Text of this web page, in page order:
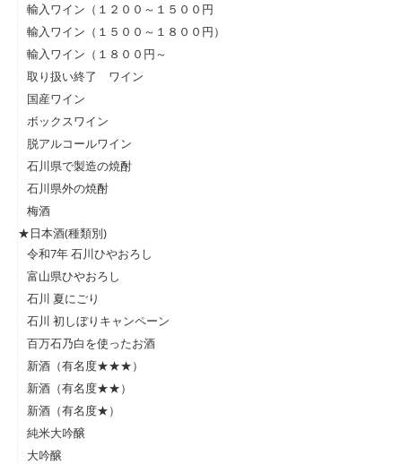
輸入ワイン（１２００～１５００円
輸入ワイン（１５００～１８００円）
輸入ワイン（１８００円～
取り扱い終了 ワイン
国産ワイン
ボックスワイン
脱アルコールワイン
石川県で製造の焼酎
石川県外の焼酎
梅酒
★日本酒(種類別)
令和7年 石川ひやおろし
富山県ひやおろし
石川 夏にごり
石川 初しぼりキャンペーン
百万石乃白を使ったお酒
新酒（有名度★★★）
新酒（有名度★★）
新酒（有名度★）
純米大吟醸
大吟醸